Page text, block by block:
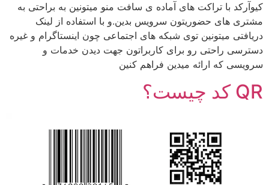
کیوآرکد با تراکت های آماده ی سافت منو میتونین به براحتی به
مشتری های حضوریتون سرویس بدین.و با استفاده از لینک
دریافتی میتونین توی شبکه های اجتماعی چون اینستاگرام و غیره
دسترسی راحتی رو برای کاربراتون جهت دیدن خدمات و
سرویسی که ارائه میدین فراهم کنین
QR کد چیست؟